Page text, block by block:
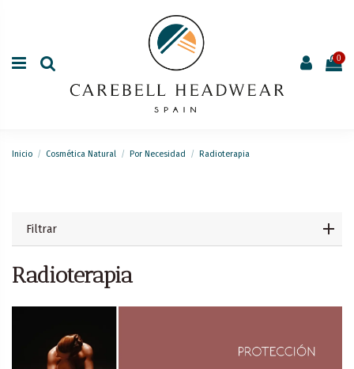
0
Inicio Cosmética Natural Por Necesidad Radioterapia
Radioterapia
Filtrar